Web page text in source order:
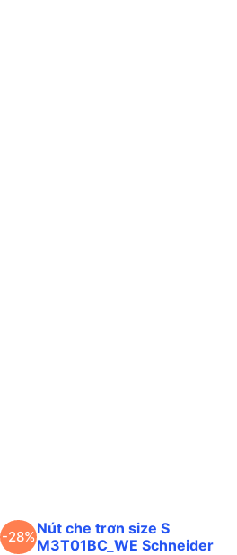
-28%Nút che trơn size S
M3T01BC_WE Schneider